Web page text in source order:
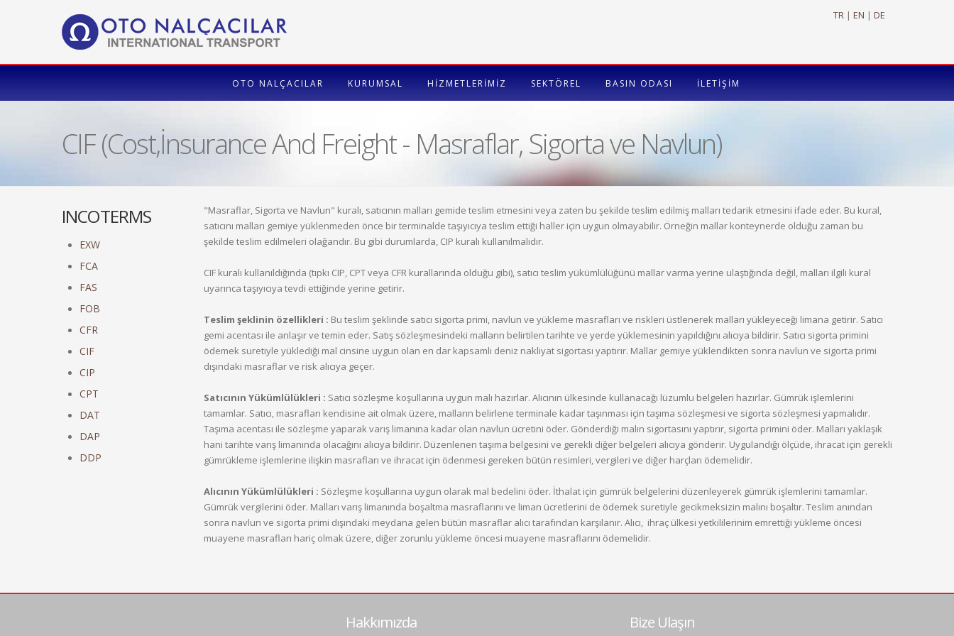
TR | EN | DE
OTO NALÇACILAR KURUMSAL HİZMETLERİMİZ SEKTÖREL BASIN ODASI İLETİŞİM
CIF (Cost,İnsurance And Freight - Masraflar, Sigorta ve Navlun)
INCOTERMS
EXW
FCA
FAS
FOB
CFR
CIF
CIP
CPT
DAT
DAP
DDP
"Masraflar, Sigorta ve Navlun" kuralı, satıcının malları gemide teslim etmesini veya zaten bu şekilde teslim edilmiş malları tedarik etmesini ifade eder. Bu kural,
satıcını malları gemiye yüklenmeden önce bir terminalde taşıyıcıya teslim ettiği haller için uygun olmayabilir. Örneğin mallar konteynerde olduğu zaman bu
şekilde teslim edilmeleri olağandır. Bu gibi durumlarda, CIP kuralı kullanılmalıdır.
CIF kuralı kullanıldığında (tıpkı CIP, CPT veya CFR kurallarında olduğu gibi), satıcı teslim yükümlülüğünü mallar varma yerine ulaştığında değil, malları ilgili kural
uyarınca taşıyıcıya tevdi ettiğinde yerine getirir.
Teslim şeklinin özellikleri : Bu teslim şeklinde satıcı sigorta primi, navlun ve yükleme masrafları ve riskleri üstlenerek malları yükleyeceği limana getirir. Satıcı
gemi acentası ile anlaşır ve temin eder. Satış sözleşmesindeki malların belirtilen tarihte ve yerde yüklemesinin yapıldığını alıcıya bildirir. Satıcı sigorta primini
ödemek suretiyle yüklediği mal cinsine uygun olan en dar kapsamlı deniz nakliyat sigortası yaptırır. Mallar gemiye yüklendikten sonra navlun ve sigorta primi
dışındaki masraflar ve risk alıcıya geçer.
Satıcının Yükümlülükleri : Satıcı sözleşme koşullarına uygun malı hazırlar. Alıcının ülkesinde kullanacağı lüzumlu belgeleri hazırlar. Gümrük işlemlerini
tamamlar. Satıcı, masrafları kendisine ait olmak üzere, malların belirlene terminale kadar taşınması için taşıma sözleşmesi ve sigorta sözleşmesi yapmalıdır.
Taşıma acentası ile sözleşme yaparak varış limanına kadar olan navlun ücretini öder. Gönderdiği malın sigortasını yaptırır, sigorta primini öder. Malları yaklaşık
hani tarihte varış limanında olacağını alıcıya bildirir. Düzenlenen taşıma belgesini ve gerekli diğer belgeleri alıcıya gönderir. Uygulandığı ölçüde, ihracat için gerekli
gümrükleme işlemlerine ilişkin masrafları ve ihracat için ödenmesi gereken bütün resimleri, vergileri ve diğer harçları ödemelidir.
Alıcının Yükümlülükleri : Sözleşme koşullarına uygun olarak mal bedelini öder. İthalat için gümrük belgelerini düzenleyerek gümrük işlemlerini tamamlar.
Gümrük vergilerini öder. Malları varış limanında boşaltma masraflarını ve liman ücretlerini de ödemek suretiyle gecikmeksizin malını boşaltır. Teslim anından
sonra navlun ve sigorta primi dışındaki meydana gelen bütün masraflar alıcı tarafından karşılanır. Alıcı, ihraç ülkesi yetkililerinim emrettiği yükleme öncesi
muayene masrafları hariç olmak üzere, diğer zorunlu yükleme öncesi muayene masraflarını ödemelidir.
Hakkımızda Bize Ulaşın